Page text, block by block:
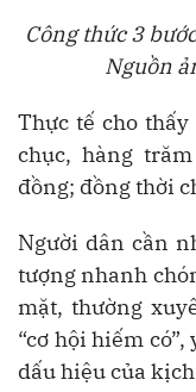
Công thức 3
Nguồn
Thực tế cho
chục, hàng
đồng; đồng thời
Người dân cần
tượng nhanh
mặt, thường
“cơ hội hiếm
dấu hiệu của